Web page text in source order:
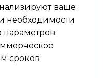
ваше
необходимости
сроков